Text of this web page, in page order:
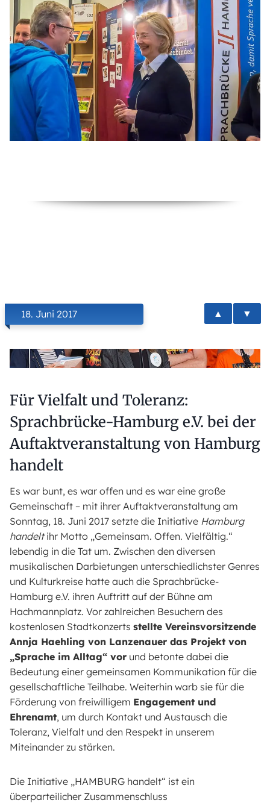
18. Juni 2017 ▲ ▼
Für Vielfalt und Toleranz:
Sprachbrücke-Hamburg e.V. bei der
Auftaktveranstaltung von Hamburg
handelt
Es war bunt, es war offen und es war eine große
Gemeinschaft – mit ihrer Auftaktveranstaltung am
Sonntag, 18. Juni 2017 setzte die Initiative Hamburg
handeltihr Motto „Gemeinsam. Offen. Vielfältig.“
lebendig in die Tat um. Zwischen den diversen
musikalischen Darbietungen unterschiedlichster Genres
und Kulturkreise hatte auch die Sprachbrücke-
Hamburg e.V. ihren Auftritt auf der Bühne am
Hachmannplatz. Vor zahlreichen Besuchern des
kostenlosen Stadtkonzerts stellte Vereinsvorsitzende
Annja Haehling von Lanzenauer das Projekt von
„Sprache im Alltag“ vor und betonte dabei die
Bedeutung einer gemeinsamen Kommunikation für die
gesellschaftliche Teilhabe. Weiterhin warb sie für die
Förderung von freiwilligem Engagement und
Ehrenamt, um durch Kontakt und Austausch die
Toleranz, Vielfalt und den Respekt in unserem
Miteinander zu stärken.
Die Initiative „HAMBURG handelt“ ist ein
überparteilicher Zusammenschluss